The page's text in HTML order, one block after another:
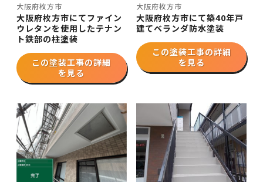
大阪府枚方市
大阪府枚方市にてファイン
ウレタンを使用したテナン
ト鉄部の柱塗装
この塗装工事の詳細
を見る
大阪府枚方市
大阪府枚方市にて築40年戸
建てベランダ防水塗装
この塗装工事の詳細
を見る